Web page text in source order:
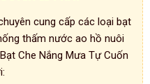
cung cấp các loại bạt
thấm nước ao hồ nuôi
Che Nắng Mưa Tự Cuốn